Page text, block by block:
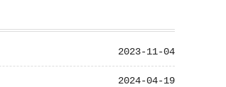
2023-11-04
2024-04-19